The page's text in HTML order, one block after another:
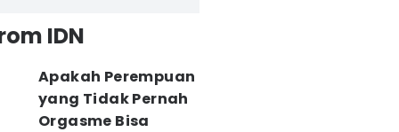
IDN
Apakah Perempuan
yang Tidak Pernah
Orgasme Bisa